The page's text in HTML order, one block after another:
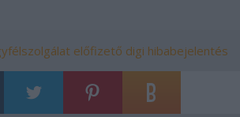
előfizető digi hibabejelentés